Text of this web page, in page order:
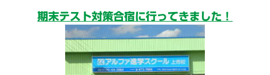
期末テスト対策合宿に行ってきました！